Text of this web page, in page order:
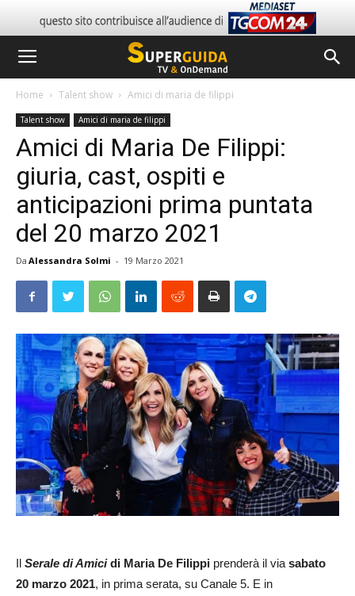
Home Talent show Amici di maria de filippi
Talent show Amici di maria de filippi
Amici di Maria De Filippi:
giuria, cast, ospiti e
anticipazioni prima puntata
del 20 marzo 2021
Da Alessandra Solmi - 19 Marzo 2021
Il Serale di Amicidi Maria De Filippi prenderà il via sabato
20 marzo 2021, in prima serata, su Canale 5. E in